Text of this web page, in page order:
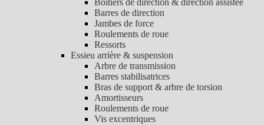
Boîtiers de direction & direction assistée
Barres de direction
Jambes de force
Roulements de roue
Ressorts
Essieu arrière & suspension
Arbre de transmission
Barres stabilisatrices
Bras de support & arbre de torsion
Amortisseurs
Roulements de roue
Vis excentriques